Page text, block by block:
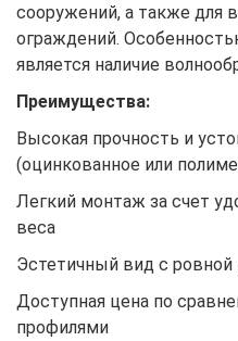
сооружений, а также для
ограждений.
является наличие
Преимущества:
Высокая прочность и
(оцинкованное или
Легкий монтаж за счет
веса
Эстетичный вид с
Доступная цена по
профилями